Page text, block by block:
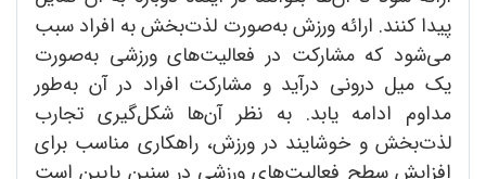
پیدا کنند. ارائه ورزش به‌صورت لذت‌بخش به افراد سبب
می‌شود که مشارکت در فعالیت‌های ورزشی به‌صورت
یک میل درونی درآید و مشارکت افراد در آن به‌طور
مداوم ادامه یابد. به نظر آن‌ها شکل‌گیری تجارب
لذت‌بخش و خوشایند در ورزش، راهکاری مناسب برای
افزایش سطح فعالیت‌های ورزشی در سنین پایین است